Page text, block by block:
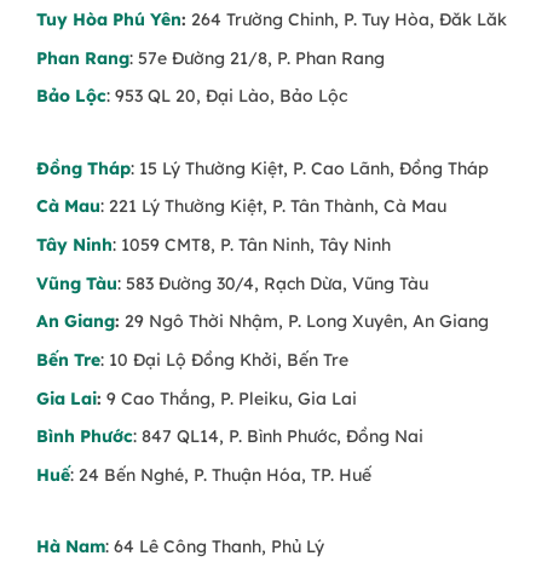
Tuy Hòa Phú Yên: 264 Trường Chinh, P. Tuy Hòa, Đăk Lăk
Phan Rang: 57e Đường 21/8, P. Phan Rang
Bảo Lộc: 953 QL 20, Đại Lào, Bảo Lộc
Đồng Tháp: 15 Lý Thường Kiệt, P. Cao Lãnh, Đồng Tháp
Cà Mau: 221 Lý Thường Kiệt, P. Tân Thành, Cà Mau
Tây Ninh: 1059 CMT8, P. Tân Ninh, Tây Ninh
Vũng Tàu: 583 Đường 30/4, Rạch Dừa, Vũng Tàu
An Giang: 29 Ngô Thời Nhậm, P. Long Xuyên, An Giang
Bến Tre: 10 Đại Lộ Đồng Khởi, Bến Tre
Gia Lai: 9 Cao Thắng, P. Pleiku, Gia Lai
Bình Phước: 847 QL14, P. Bình Phước, Đồng Nai
Huế: 24 Bến Nghé, P. Thuận Hóa, TP. Huế
Hà Nam: 64 Lê Công Thanh, Phủ Lý